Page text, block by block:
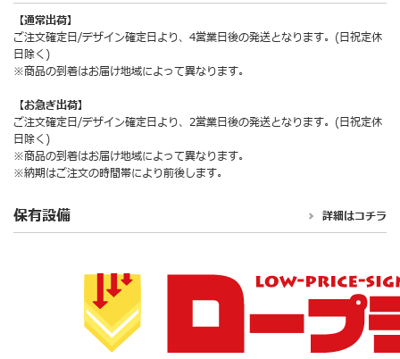
【通常出荷】
ご注文確定日/デザイン確定日より、4営業日後の発送となります。(日祝定休
日除く)
※商品の到着はお届け地域によって異なります。
【お急ぎ出荷】
ご注文確定日/デザイン確定日より、2営業日後の発送となります。(日祝定休
日除く)
※商品の到着はお届け地域によって異なります。
※納期はご注文の時間帯により前後します。
保有設備 詳細はコチラ